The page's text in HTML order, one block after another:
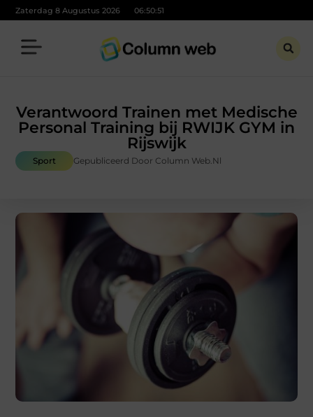
Zaterdag 8 Augustus 2026 06:50:52
Verantwoord Trainen met Medische
Personal Training bij RWIJK GYM in
Rijswijk
Sport Gepubliceerd Door Column Web.nl